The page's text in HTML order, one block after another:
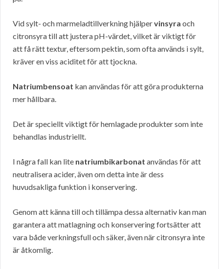
Vid sylt- och marmeladtillverkning hjälpervinsyra och
citronsyra till att justera pH-värdet, vilket är viktigt för
att få rätt textur, eftersom pektin, som ofta används i sylt,
kräver en viss aciditet för att tjockna.
Natriumbensoat kan användas för att göra produkterna
mer hållbara.
Det är speciellt viktigt för hemlagade produkter som inte
behandlas industriellt.
I några fall kan lite natriumbikarbonat användas för att
neutralisera acider, även om detta inte är dess
huvudsakliga funktion i konservering.
Genom att känna till och tillämpa dessa alternativ kan man
garantera att matlagning och konservering fortsätter att
vara både verkningsfull och säker, även när citronsyra inte
är åtkomlig.